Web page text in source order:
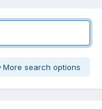
More search options